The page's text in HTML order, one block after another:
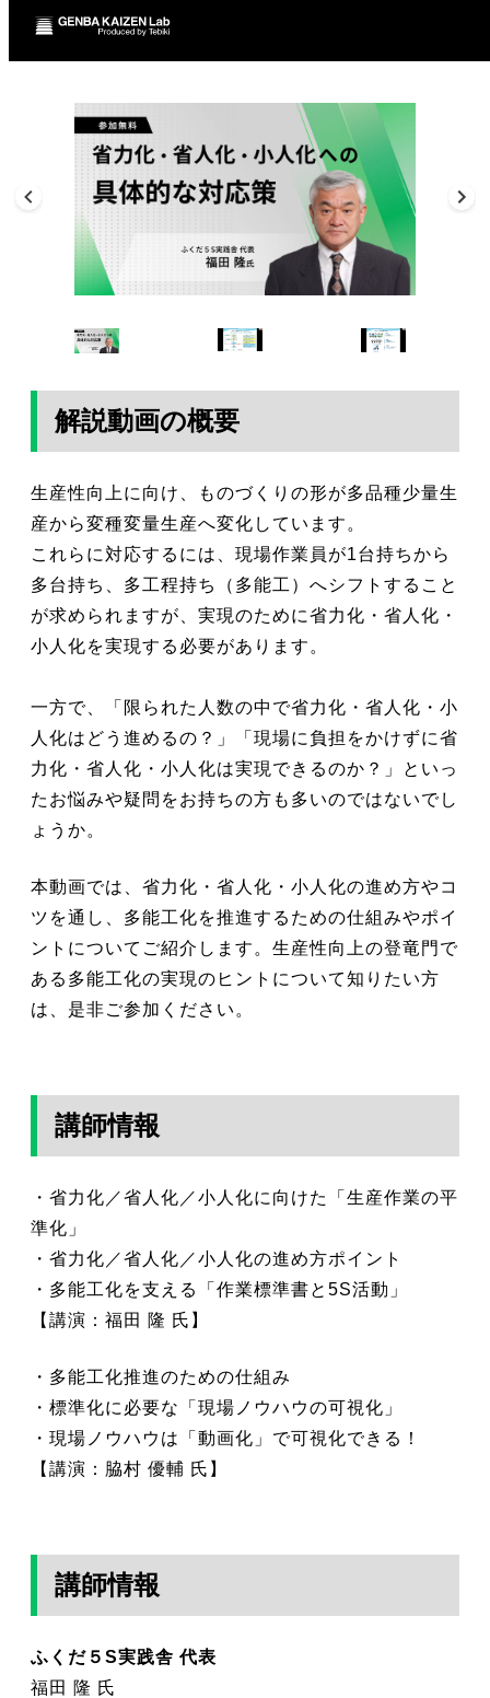
解説動画の概要
生産性向上に向け、ものづくりの形が多品種少量生
産から変種変量生産へ変化しています。
これらに対応するには、現場作業員が1台持ちから
多台持ち、多工程持ち（多能工）へシフトすること
が求められますが、実現のために省力化・省人化・
小人化を実現する必要があります。
一方で、「限られた人数の中で省力化・省人化・小
人化はどう進めるの？」「現場に負担をかけずに省
力化・省人化・小人化は実現できるのか？」といっ
たお悩みや疑問をお持ちの方も多いのではないでし
ょうか。
本動画では、省力化・省人化・小人化の進め方やコ
ツを通し、多能工化を推進するための仕組みやポイ
ントについてご紹介します。生産性向上の登竜門で
ある多能工化の実現のヒントについて知りたい方
は、是非ご参加ください。
講師情報
・省力化／省人化／小人化に向けた「生産作業の平
準化」
・省力化／省人化／小人化の進め方ポイント
・多能工化を支える「作業標準書と5S活動」
【講演：福田 隆 氏】
・多能工化推進のための仕組み
・標準化に必要な「現場ノウハウの可視化」
・現場ノウハウは「動画化」で可視化できる！
【講演：脇村 優輔 氏】
講師情報
ふくだ５S実践舎 代表
福田 隆 氏